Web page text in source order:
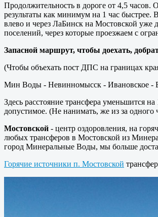
Продолжительность в дороге от 4,5
результаты как минимум на 1 час быстрее.
влево и через ЛаБинск на Мостовской уже
поселений, через которые проезжаем с
Запасной маршрут, чтобы доехать,
(Чтобы объехать пост ДПС на границах
Мин Воды - Невинномысск - Ивановское -
Здесь расстояние трансфера уменьшится
допустимое. (Не нанимать, же из за
Мостовской - центр оздоровления, на
любых трансферов в Мостовской из
город Минеральные Воды, мы больше
Горячие источники п. Мостовской